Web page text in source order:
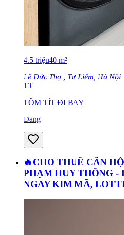
4.5 triệu40 m²
Lê Đức Thọ , Từ Liêm, Hà Nội
TT
TÔM TÍT ĐI BAY
Đăng
🔥CHO THUÊ CĂN
PHẠM HUY THÔNG -
NGAY KIM MÃ,